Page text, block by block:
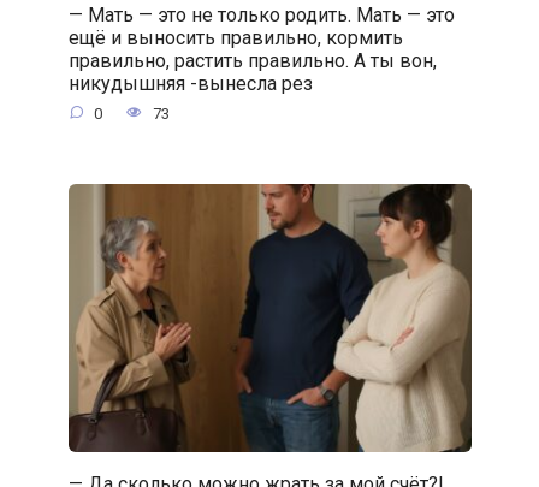
— Мать — это не только родить. Мать — это
ещё и выносить правильно, кормить
правильно, растить правильно. А ты вон,
никудышняя -вынесла рез
0 73